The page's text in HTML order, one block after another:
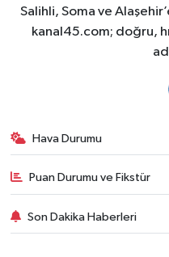
Salihli, Soma ve
kanal45.com; doğru,
Hava Durumu
Puan Durumu ve Fikstür
Son Dakika Haberleri